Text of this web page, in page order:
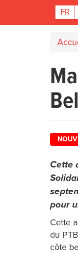
FR
Cette
pour
Cette
du
côte